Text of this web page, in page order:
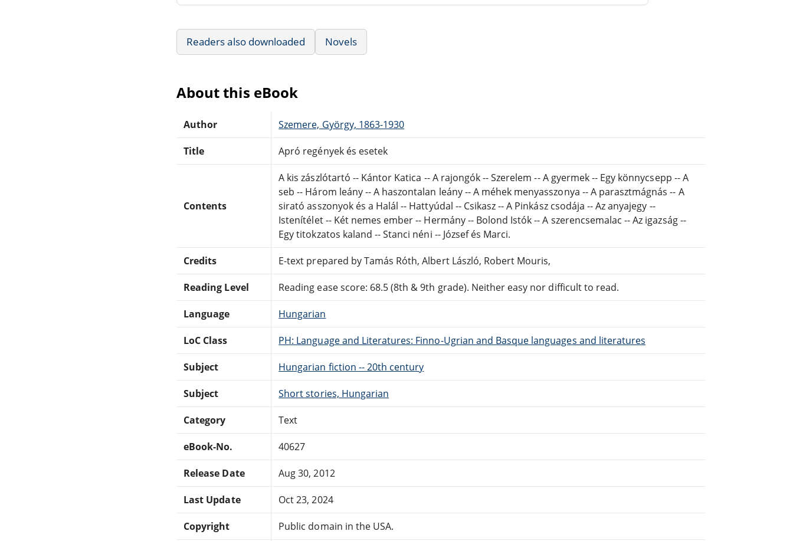
Readers also downloaded Novels
About this eBook
Author Szemere, György, 1863-1930
Title Apró regények és esetek
Contents
A kis zászlótartó -- Kántor Katica -- A rajongók -- Szerelem -- A gyermek -- Egy könnycsepp -- A
seb -- Három leány -- A haszontalan leány -- A méhek menyasszonya -- A parasztmágnás -- A
sirató asszonyok és a Halál -- Hattyúdal -- Csikasz -- A Pinkász csodája -- Az anyajegy --
Istenítélet -- Két nemes ember -- Hermány -- Bolond Istók -- A szerencsemalac -- Az igazság --
Egy titokzatos kaland -- Stanci néni -- József és Marci.
Credits E-text prepared by Tamás Róth, Albert László, Robert Mouris,
Reading Level Reading ease score: 68.5 (8th & 9th grade). Neither easy nor difficult to read.
Language Hungarian
LoC Class PH: Language and Literatures: Finno-Ugrian and Basque languages and literatures
Subject Hungarian fiction -- 20th century
Subject Short stories, Hungarian
Category Text
eBook-No. 40627
Release Date Aug 30, 2012
Last Update Oct 23, 2024
Copyright Public domain in the USA.